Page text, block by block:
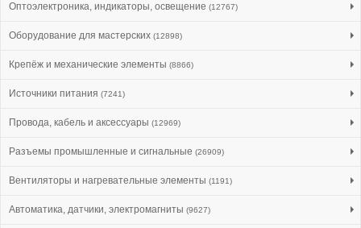
Оптоэлектроника, индикаторы, освещение (12767)
Оборудование для мастерских (12898)
Крепёж и механические элементы (8866)
Источники питания (7241)
Провода, кабель и аксессуары (12969)
Разъемы промышленные и сигнальные (26909)
Вентиляторы и нагревательные элементы (1191)
Автоматика, датчики, электромагниты (9627)